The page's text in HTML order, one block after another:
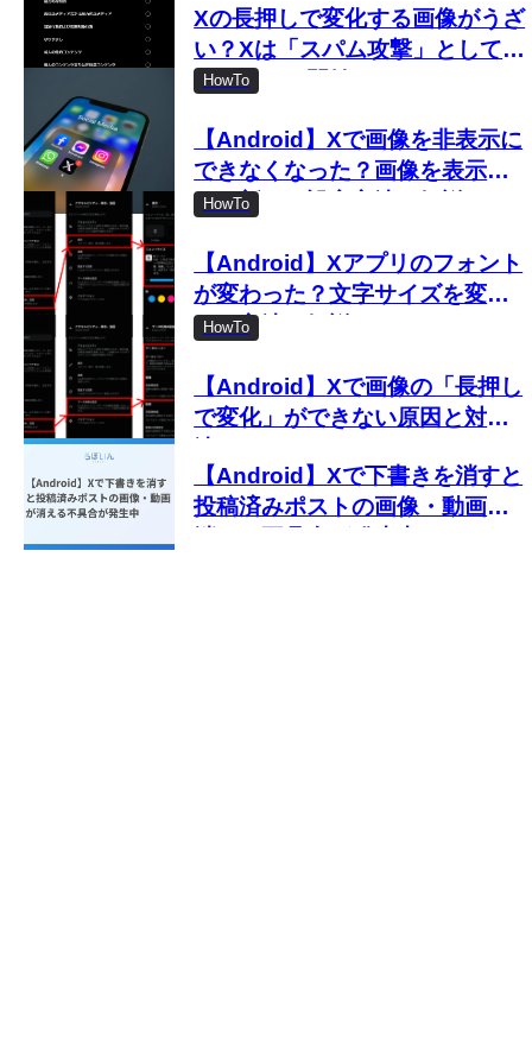
Xの長押しで変化する画像がうざ
い？Xは「スパム攻撃」として取
り締まりを開始
HowTo
【Android】Xで画像を非表示に
できなくなった？画像を表示し
ない新しい設定方法を解説
HowTo
【Android】Xアプリのフォント
が変わった？文字サイズを変更
する方法を解説
HowTo
【Android】Xで画像の「長押し
で変化」ができない原因と対処
【Android】Xで下書きを消すと
投稿済みポストの画像・動画が